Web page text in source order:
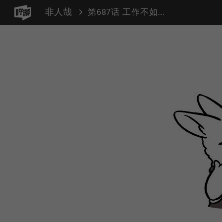
非人哉 第687话 工作不如意，换个岗位试一试。